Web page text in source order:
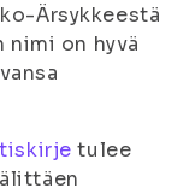
Ärsykkeestä
on hyvä
tulee